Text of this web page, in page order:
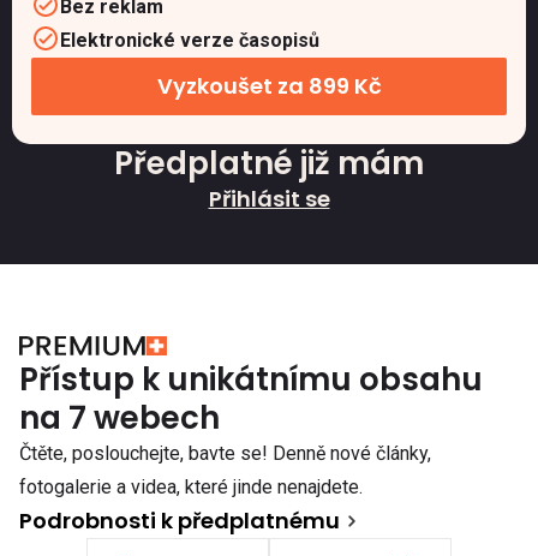
Bez reklam
Elektronické verze časopisů
Vyzkoušet za 899 Kč
Předplatné již mám
Přihlásit se
Přístup k unikátnímu obsahu
na 7 webech
Čtěte, poslouchejte, bavte se! Denně nové články,
fotogalerie a videa, které jinde nenajdete.
Podrobnosti k předplatnému